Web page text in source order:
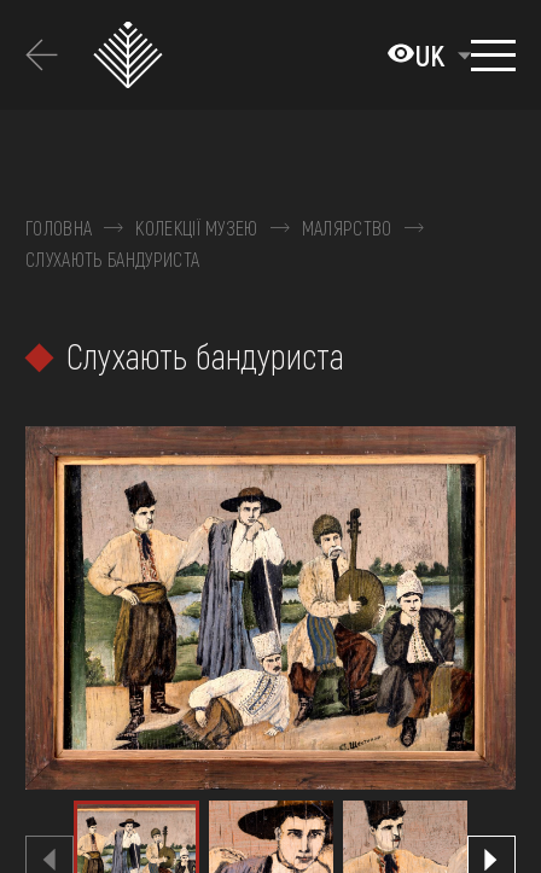
основного
UK
КОЛЕКЦІЇ
ВИСТАВКИ ТА ПОДІЇ
ВІДВІДАТИ
НАВЧИТИСЯ
ПОСЛУГИ
FAQ
ОНЛАЙН-КРАМНИЦЯ
ПІДТРИМАТИ
ГОЛОВНА КОЛЕКЦІЇ МУЗЕЮ
МАЛЯРСТВО
СЛУХАЮТЬ БАНДУРИСТА
Слухають бандуриста